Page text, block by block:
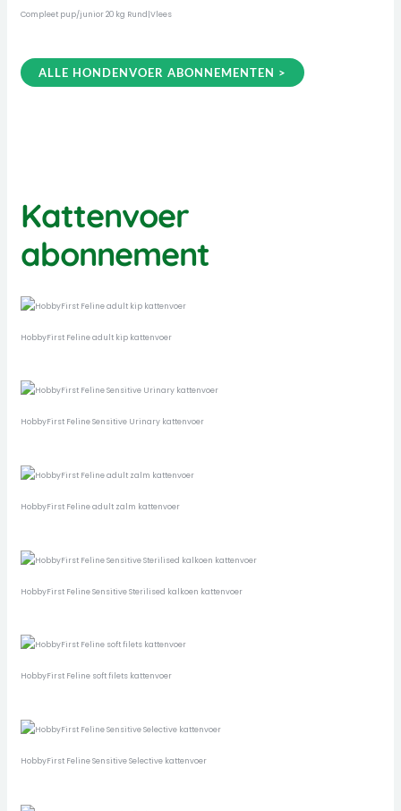
Compleet pup/junior 20 kg Rund|Vlees
ALLE HONDENVOER ABONNEMENTEN >
Kattenvoer
abonnement
HobbyFirst Feline adult kip kattenvoer
HobbyFirst Feline Sensitive Urinary kattenvoer
HobbyFirst Feline adult zalm kattenvoer
HobbyFirst Feline Sensitive Sterilised kalkoen kattenvoer
HobbyFirst Feline soft filets kattenvoer
HobbyFirst Feline Sensitive Selective kattenvoer